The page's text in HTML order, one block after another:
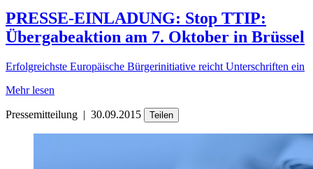
PRESSE-EINLADUNG: Stop TTIP:
Übergabeaktion am 7. Oktober in Brüssel
Erfolgreichste Europäische Bürgerinitiative reicht Unterschriften ein
Mehr lesen
Pressemitteilung | 30.09.2015 Teilen